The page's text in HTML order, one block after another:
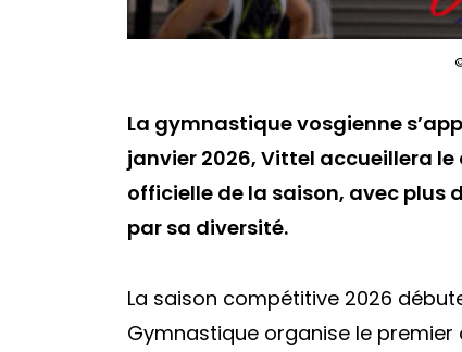
La gymnastique vosgienne
janvier 2026, Vittel accueillera
officielle de la saison, avec
par sa diversité.
La saison compétitive 2026
Gymnastique organise le